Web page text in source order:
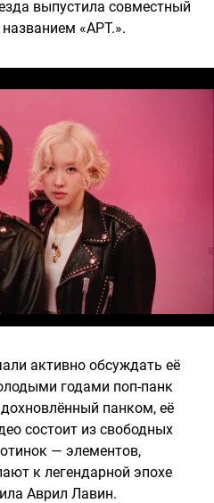
выпустила совместный
«APT.».
активно обсуждать её
годами поп-панк
панком, её
состоит из свободных
— элементов,
к легендарной эпохе
Аврил Лавин.